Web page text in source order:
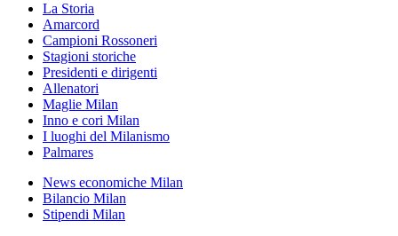
La Storia
Amarcord
Campioni Rossoneri
Stagioni storiche
Presidenti e dirigenti
Allenatori
Maglie Milan
Inno e cori Milan
I luoghi del Milanismo
Palmares
News economiche Milan
Bilancio Milan
Stipendi Milan